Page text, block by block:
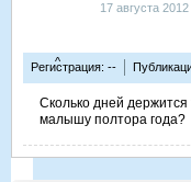
17 августа
Регистрация: --
^
Сколько дней
малышу полтора года?